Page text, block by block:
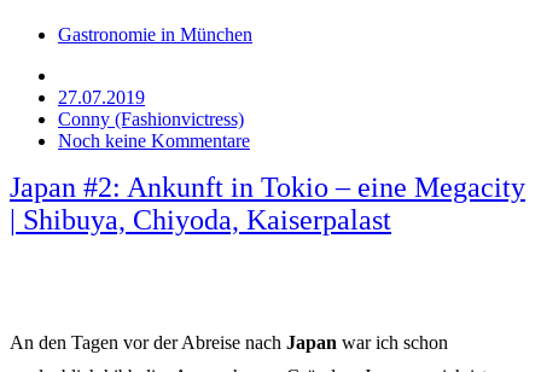
Gastronomie in München
27.07.2019
Conny (Fashionvictress)
Noch keine Kommentare
Japan #2: Ankunft in Tokio – eine Megacity
| Shibuya, Chiyoda, Kaiserpalast
An den Tagen vor der Abreise nach Japan war ich schon